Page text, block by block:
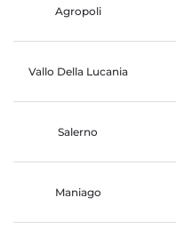
Agropoli
Vallo Della Lucania
Salerno
Maniago